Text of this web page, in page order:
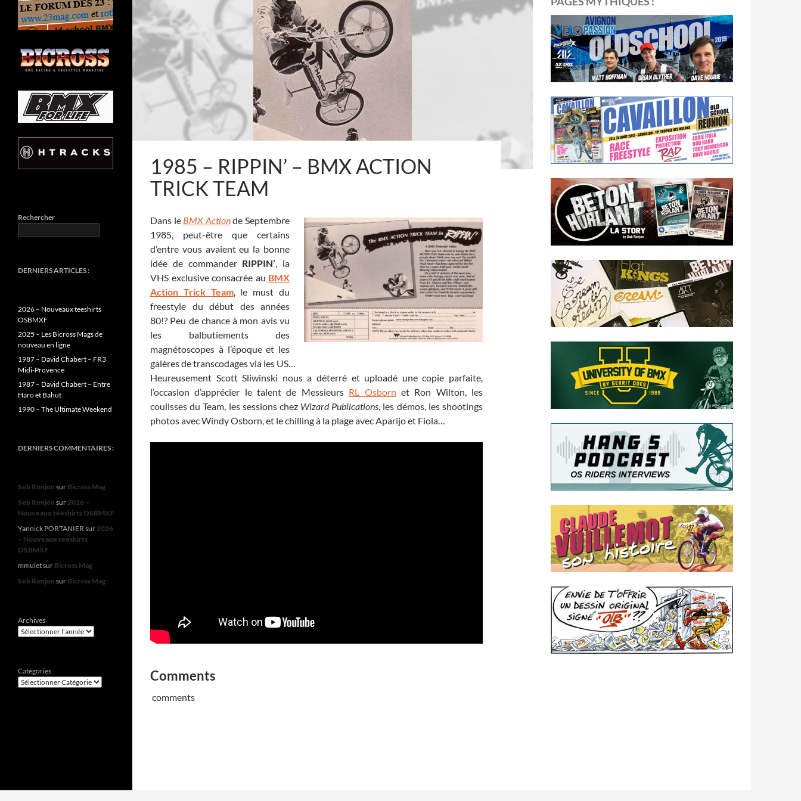
1985 – RIPPIN’ – BMX ACTION
TRICK TEAM
Dans le BMX Actionde Septembre
1985, peut-être que certains
d’entre vous avaient eu la bonne
idée de commander RIPPIN’, la
VHS exclusive consacrée au BMX
Action Trick Team, le must du
freestyle du début des années
80!? Peu de chance à mon avis vu
les balbutiements des
magnétoscopes à l’époque et les
galères de transcodages via les US…
Heureusement Scott Sliwinski nous a déterré et uploadé une copie parfaite,
l’occasion d’apprécier le talent de Messieurs RL Osborn et Ron Wilton, les
coulisses du Team, les sessions chez Wizard Publications, les démos, les shootings
photos avec Windy Osborn, et le chilling à la plage avec Aparijo et Fiola…
Comments
comments
Rechercher
DERNIERS ARTICLES :
2026 – Nouveaux teeshirts
OSBMXF
2025 – Les Bicross Mags de
nouveau en ligne
1987 – David Chabert – FR3
Midi-Provence
1987 – David Chabert – Entre
Haro et Bahut
1990 – The Ultimate Weekend
DERNIERS COMMENTAIRES :
Seb Ronjon sur Bicross Mag
Seb Ronjon sur2026 –
Nouveaux teeshirts OSBMXF
Yannick PORTANIERsur2026
– Nouveaux teeshirts
OSBMXF
mmuletsur Bicross Mag
Seb Ronjon sur Bicross Mag
Archives
Catégories